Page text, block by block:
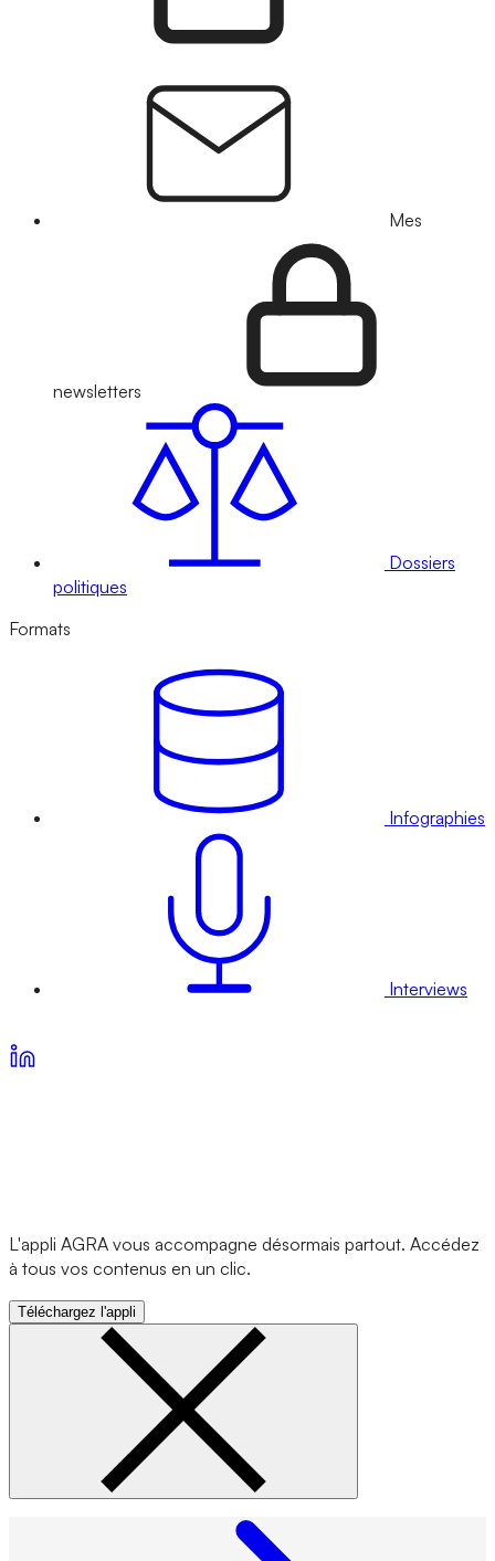
Mes
newsletters
Dossiers
politiques
Formats
Infographies
Interviews
L'appli AGRA vous accompagne désormais partout. Accédez
à tous vos contenus en un clic.
Téléchargez l'appli